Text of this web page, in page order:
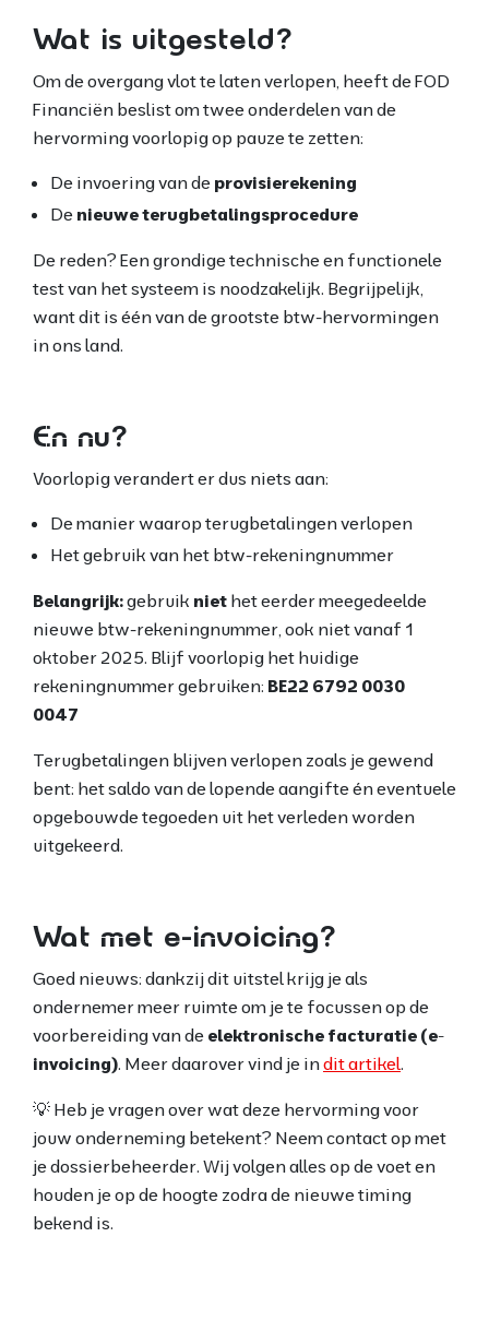
Wat is uitgesteld?
Om de overgang vlot te laten verlopen, heeft de FOD
Financiën beslist om twee onderdelen van de
hervorming voorlopig op pauze te zetten:
De invoering van de provisierekening
De nieuwe terugbetalingsprocedure
De reden? Een grondige technische en functionele
test van het systeem is noodzakelijk. Begrijpelijk,
want dit is één van de grootste btw-hervormingen
in ons land.
En nu?
Voorlopig verandert er dus niets aan:
De manier waarop terugbetalingen verlopen
Het gebruik van het btw-rekeningnummer
Belangrijk:gebruik niet het eerder meegedeelde
nieuwe btw-rekeningnummer, ook niet vanaf 1
oktober 2025. Blijf voorlopig het huidige
rekeningnummer gebruiken: BE22 6792 0030
0047
Terugbetalingen blijven verlopen zoals je gewend
bent: het saldo van de lopende aangifte én eventuele
opgebouwde tegoeden uit het verleden worden
uitgekeerd.
Wat met e-invoicing?
Goed nieuws: dankzij dit uitstel krijg je als
ondernemer meer ruimte om je te focussen op de
voorbereiding van de elektronische facturatie (e-
invoicing). Meer daarover vind je indit artikel.
💡 Heb je vragen over wat deze hervorming voor
jouw onderneming betekent? Neem contact op met
je dossierbeheerder. Wij volgen alles op de voet en
houden je op de hoogte zodra de nieuwe timing
bekend is.